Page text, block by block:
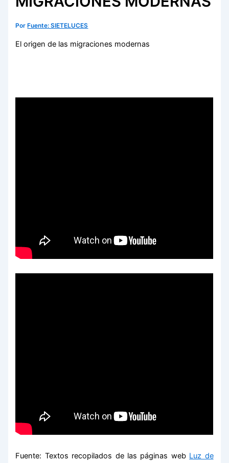
Por Fuente: SIETELUCES
El origen de las migraciones modernas
Fuente: Textos recopilados de las páginas web Luz de